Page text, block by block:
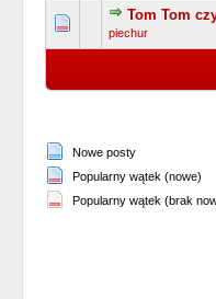
Tom Tom
piechur
Nowe posty
Popularny wątek (nowe)
Popularny wątek (brak